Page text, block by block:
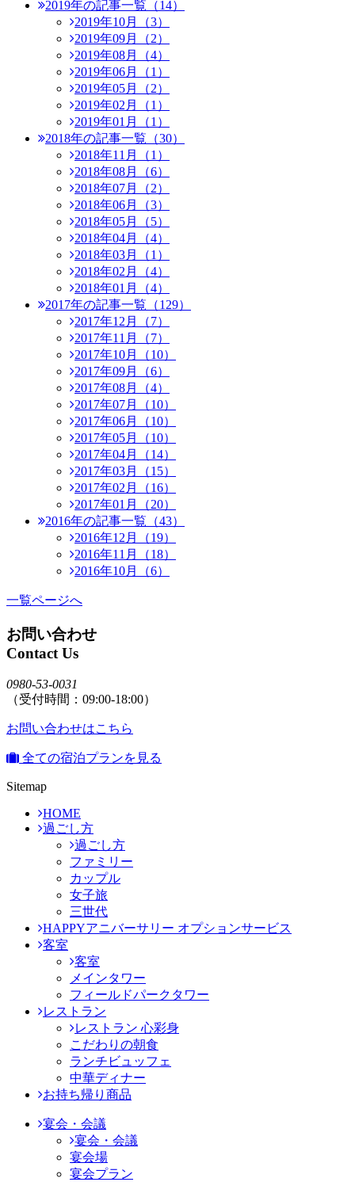
2019年の記事一覧（14）
2019年10月（3）
2019年09月（2）
2019年08月（4）
2019年06月（1）
2019年05月（2）
2019年02月（1）
2019年01月（1）
2018年の記事一覧（30）
2018年11月（1）
2018年08月（6）
2018年07月（2）
2018年06月（3）
2018年05月（5）
2018年04月（4）
2018年03月（1）
2018年02月（4）
2018年01月（4）
2017年の記事一覧（129）
2017年12月（7）
2017年11月（7）
2017年10月（10）
2017年09月（6）
2017年08月（4）
2017年07月（10）
2017年06月（10）
2017年05月（10）
2017年04月（14）
2017年03月（15）
2017年02月（16）
2017年01月（20）
2016年の記事一覧（43）
2016年12月（19）
2016年11月（18）
2016年10月（6）
一覧ページへ
お問い合わせ
Contact Us
0980-53-0031
（受付時間：09:00-18:00）
お問い合わせはこちら
全ての宿泊プランを見る
Sitemap
HOME
過ごし方
過ごし方
ファミリー
カップル
女子旅
三世代
HAPPYアニバーサリー オプションサービス
客室
客室
メインタワー
フィールドパークタワー
レストラン
レストラン 心彩身
こだわりの朝食
ランチビュッフェ
中華ディナー
お持ち帰り商品
宴会・会議
宴会・会議
宴会場
宴会プラン